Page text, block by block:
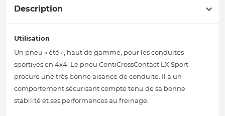
Description
Utilisation
Un pneu « été », haut de gamme, pour les conduites
sportives en 4x4. Le pneu ContiCrossContact LX Sport
procure une très bonne aisance de conduite. Il a un
comportement sécurisant compte tenu de sa bonne
stabilité et ses performances au freinage.